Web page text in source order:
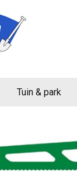
Tuin & park